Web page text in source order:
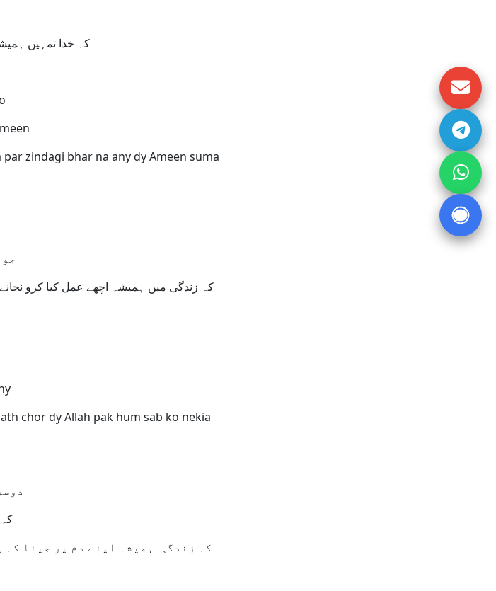
zindagi bhar na any dy Ameen suma
کہ زندگی میں ہمیشہ اچھے عمل کیا کرو
chor dy Allah pak hum sab ko nekia
کہ وہ انسان اپنی جھونپڑی میں حکومت کرے
کہ زندگی ہمیشہ اپنے دم پر جینا کہ